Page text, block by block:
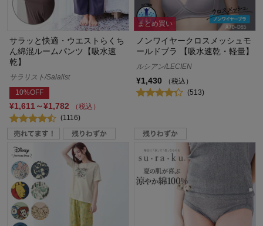
サラッと快適・ウエストらくち
ん綿混ルームパンツ【吸水速
乾】
サラリスト/Salalist
10%OFF
¥1,611～¥1,782
（税込）
(1116)
まとめ買い
ノンワイヤークロスメッシュモ
ールドブラ 【吸水速乾・軽量】
ルシアン/LECIEN
¥1,430
（税込）
(513)